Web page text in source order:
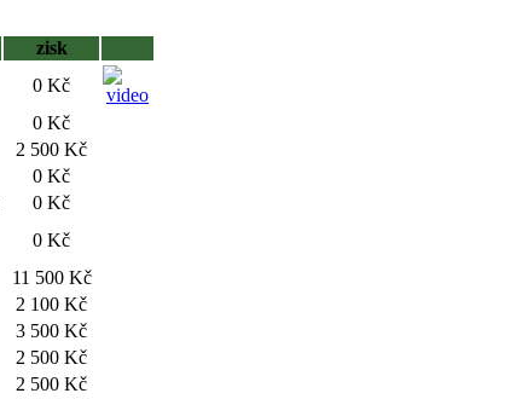
zisk
0 Kč
0 Kč
2 500 Kč
0 Kč
0 Kč
0 Kč
11 500 Kč
2 100 Kč
3 500 Kč
2 500 Kč
2 500 Kč